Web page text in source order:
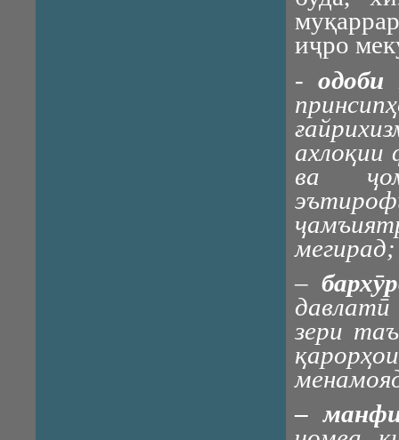
иҷро
-одоби
ахлоқии
ва
мегирад;
–
давлатӣ
зери
–